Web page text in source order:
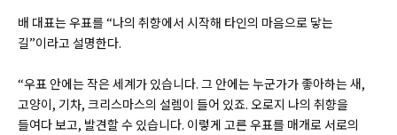
배 대표는 우표를 “나의 취향에서 시작해 타인의 마음으로 닿는
길”이라고 설명한다.
“우표 안에는 작은 세계가 있습니다. 그 안에는 누군가가 좋아하는 새,
고양이, 기차, 크리스마스의 설렘이 들어 있죠. 오로지 나의 취향을
들여다 보고, 발견할 수 있습니다. 이렇게 고른 우표를 매개로 서로의